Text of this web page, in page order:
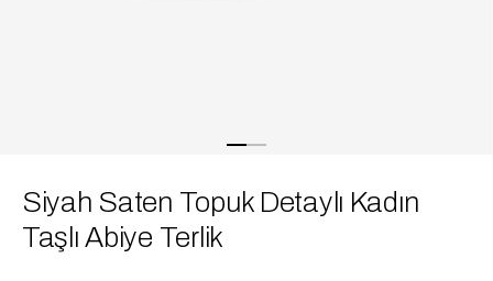
Siyah Saten Topuk Detaylı Kadın
Taşlı Abiye Terlik